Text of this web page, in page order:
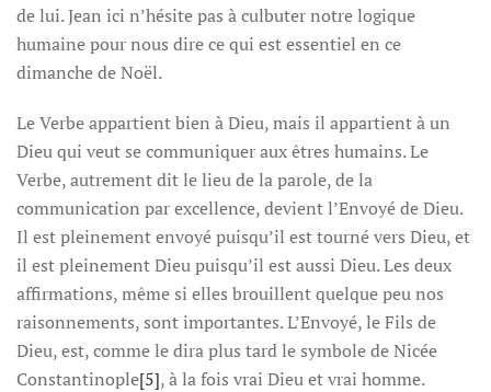
de lui. Jean ici n’hésite pas à culbuter notre logique
humaine pour nous dire ce qui est essentiel en ce
dimanche de Noël.
Le Verbe appartient bien à Dieu, mais il appartient à un
Dieu qui veut se communiquer aux êtres humains. Le
Verbe, autrement dit le lieu de la parole, de la
communication par excellence, devient l’Envoyé de Dieu.
Il est pleinement envoyé puisqu’il est tourné vers Dieu, et
il est pleinement Dieu puisqu’il est aussi Dieu. Les deux
affirmations, même si elles brouillent quelque peu nos
raisonnements, sont importantes. L’Envoyé, le Fils de
Dieu, est, comme le dira plus tard le symbole de Nicée
Constantinople[5], à la fois vrai Dieu et vrai homme.